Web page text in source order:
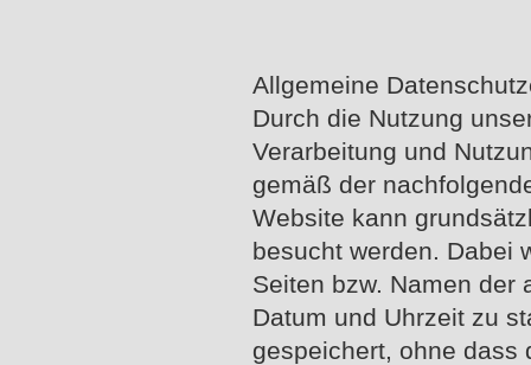
Allgemeine
Durch die Nutzung
Verarbeitung und
gemäß der
Website kann
besucht werden. Dabei
Seiten bzw. Namen der
Datum und Uhrzeit zu
gespeichert, ohne dass